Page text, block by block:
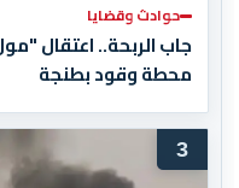
حوادث وقضايا
جاب الربحة.. اعتقال
محطة وقود بطنجة
3